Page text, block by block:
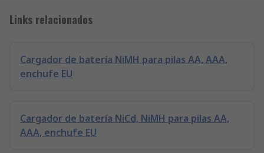
Links relacionados
Cargador de batería NiMH para pilas AA, AAA,
enchufe EU
Cargador de batería NiCd, NiMH para pilas AA,
AAA, enchufe EU